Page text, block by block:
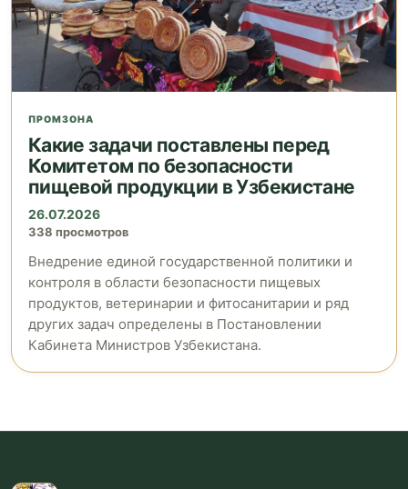
ПРОМЗОНА
Какие задачи поставлены перед
Комитетом по безопасности
пищевой продукции в Узбекистане
26.07.2026
338 просмотров
Внедрение единой государственной политики и
контроля в области безопасности пищевых
продуктов, ветеринарии и фитосанитарии и ряд
других задач определены в Постановлении
Кабинета Министров Узбекистана.